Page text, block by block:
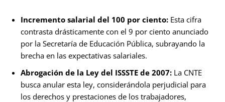
Incremento salarial del 100 por ciento: Esta cifra
contrasta drásticamente con el 9 por ciento anunciado
por la Secretaría de Educación Pública, subrayando la
brecha en las expectativas salariales.
Abrogación de la Ley del ISSSTE de 2007: La CNTE
busca anular esta ley, considerándola perjudicial para
los derechos y prestaciones de los trabajadores,